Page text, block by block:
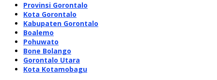
Provinsi Gorontalo
Kota Gorontalo
Kabupaten Gorontalo
Boalemo
Pohuwato
Bone Bolango
Gorontalo Utara
Kota Kotamobagu